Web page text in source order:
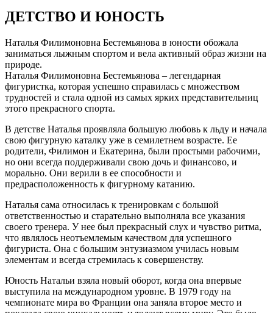
ДЕТСТВО И ЮНОСТЬ
Наталья Филимоновна Бестемьянова в юности обожала
заниматься лыжным спортом и вела активный образ жизни на
природе.
Наталья Филимоновна Бестемьянова – легендарная
фигуристка, которая успешно справилась с множеством
трудностей и стала одной из самых ярких представительниц
этого прекрасного спорта.
В детстве Наталья проявляла большую любовь к льду и начала
свою фигурную каталку уже в семилетнем возрасте. Ее
родители, Филимон и Екатерина, были простыми рабочими,
но они всегда поддерживали свою дочь и финансово, и
морально. Они верили в ее способности и
предрасположенность к фигурному катанию.
Наталья сама относилась к тренировкам с большой
ответственностью и старательно выполняла все указания
своего тренера. У нее был прекрасный слух и чувство ритма,
что являлось неотъемлемым качеством для успешного
фигуриста. Она с большим энтузиазмом училась новым
элементам и всегда стремилась к совершенству.
Юность Натальи взяла новый оборот, когда она впервые
выступила на международном уровне. В 1979 году на
чемпионате мира во Франции она заняла второе место и